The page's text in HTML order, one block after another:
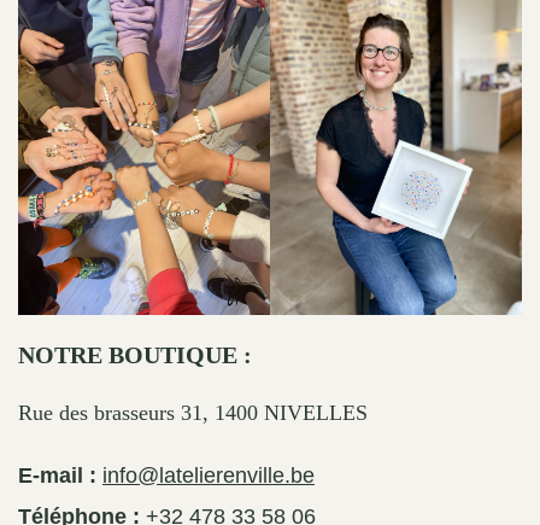
NOTRE BOUTIQUE :
Rue des brasseurs 31, 1400 NIVELLES
E-mail : info@latelierenville.be
Téléphone : +32 478 33 58 06